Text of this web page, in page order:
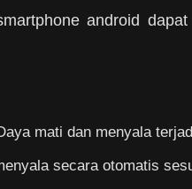
android
mati dan menyala
secara otomatis